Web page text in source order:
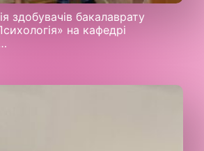
здобувачів бакалаврату
на кафедрі